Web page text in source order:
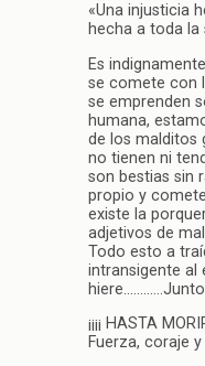
«Una injusticia
hecha a toda la
Es
se comete con
se emprenden
humana,
de los malditos
no tienen ni
son bestias sin
propio y
existe la
adjetivos de
Todo esto a
intransigente al
¡¡¡¡ HASTA
Fuerza, coraje